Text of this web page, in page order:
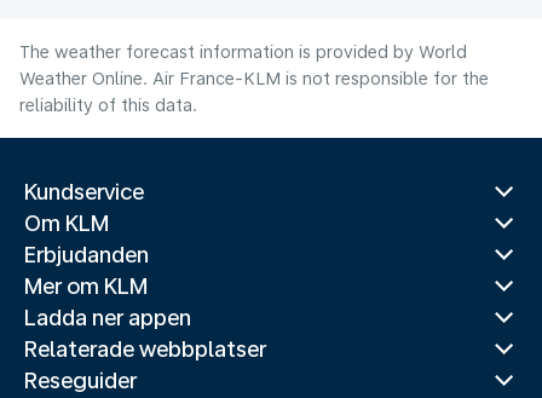
The weather forecast information is provided by World
Weather Online. Air France-KLM is not responsible for the
reliability of this data.
Kundservice
Om KLM
Erbjudanden
Mer om KLM
Ladda ner appen
Relaterade webbplatser
Reseguider